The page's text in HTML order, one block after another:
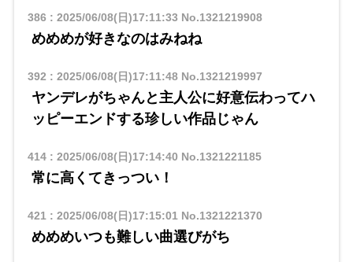
386 : 2025/06/08(日)17:11:33 No.1321219908
めめめが好きなのはみねね
392 : 2025/06/08(日)17:11:48No.1321219997
ヤンデレがちゃんと主人公に好意伝わってハ
ッピーエンドする珍しい作品じゃん
414: 2025/06/08(日)17:14:40 No.1321221185
常に高くてきっつい！
421: 2025/06/08(日)17:15:01No.1321221370
めめめいつも難しい曲選びがち